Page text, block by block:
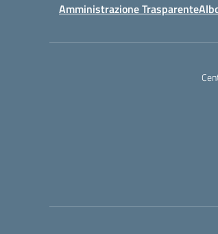
Amministrazione Trasparente